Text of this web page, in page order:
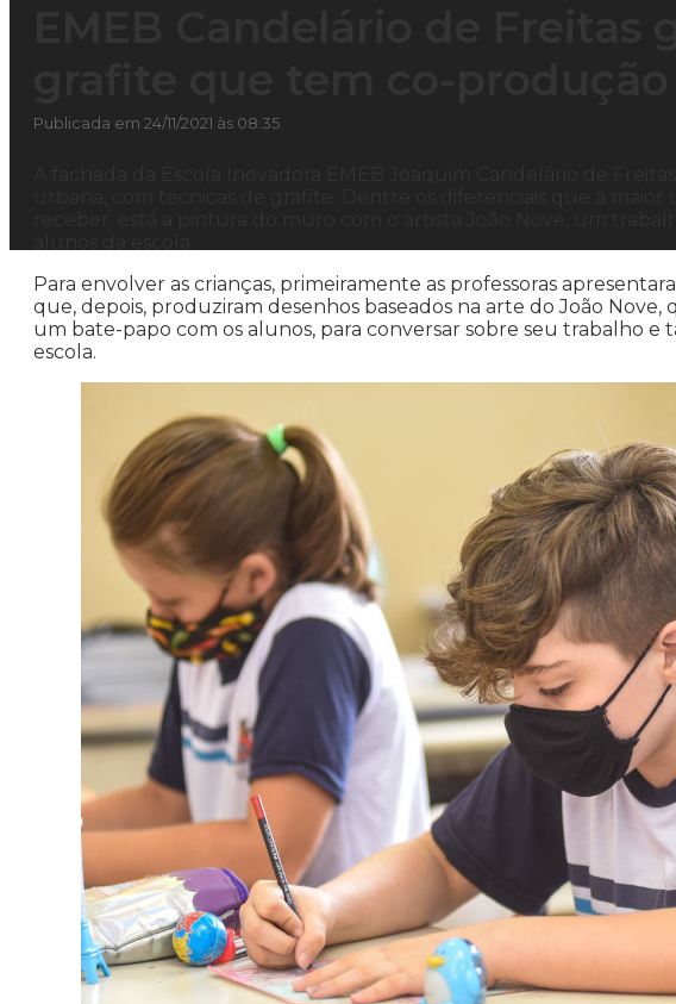
Publicada em 24/11/2021 às 08:35
Para envolver as crianças, primeiramente as professoras
que, depois, produziram desenhos baseados na arte do João Nove,
um bate-papo com os alunos, para conversar sobre seu trabalho e
escola.